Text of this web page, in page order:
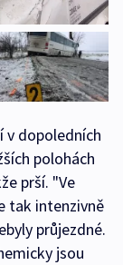
v dopoledních
polohách
prší. "Ve
tak intenzivně
průjezdné.
jsou